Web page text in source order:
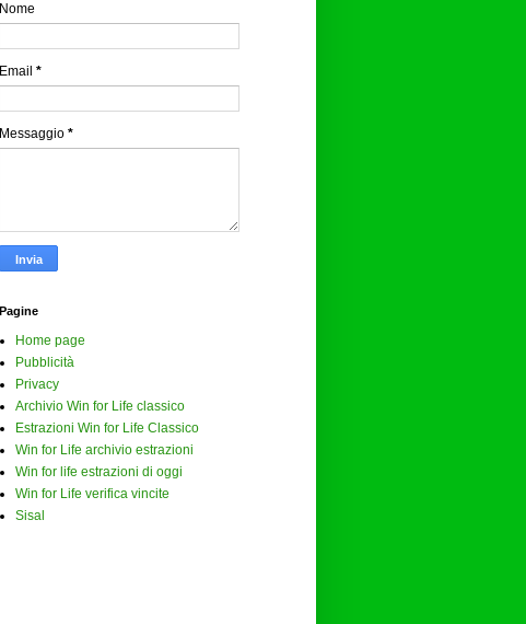
Nome
Email *
Messaggio *
Pagine
Home page
Pubblicità
Privacy
Archivio Win for Life classico
Estrazioni Win for Life Classico
Win for Life archivio estrazioni
Win for life estrazioni di oggi
Win for Life verifica vincite
Sisal